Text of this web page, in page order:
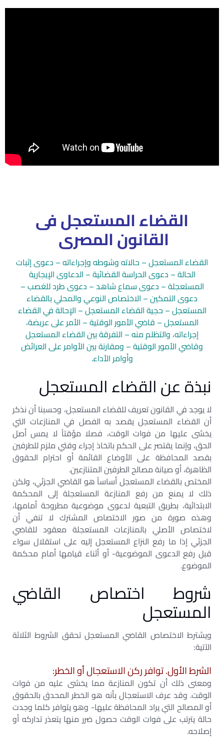
القضاء المستعجل فى
القانون المصرى
القضاء المستعجل – حالاته وشوطه وإجراءاته – دعوى إثبات
الحالة – دعوى الحراسة القضائية – الدعاوى الإيجارية
المستعجلة – دعوى سماع شاهد – دعوى طرد للغصب –
دعوى التمكين – الاختصاص النوعي والمحلي بالقضاء
المستعجل – حجية القضاء المستعجل – الإحالة في القضاء
المستعجل – قاضي الأمور الوقتية – الأمر على عريضة،
إجراءاته، والتظلم منه – التفرقة بين القضاء المستعجل
وقاضي الأمور الوقتية – ومقارنة بين الأوامر على العرائض
وأوامر الأداء.
نبذة عن القضاء المستعجل
لا يوجد في القانون تعريف للقضاء المستعجل، وحسبنا أن نذكر
أن القضاء المستعجل يقصد به الفصل في المنازعات التي
يخشى عليها من فوات الوقت، فصلا مؤقتاً لا يمس أصل
الحق، وإنما يقتصر على الحكم باتخاذ إجراء وقتي ملزم للطرفين
بقصد المحافظة على الأوضاع القائمة أو احترام الحقوق
الظاهرة، أو صيانة مصالح الطرفين المتنازعين.
المختص بالقضاء المستعجل أساساً هو القاضي الجزئي، ولكن
ذلك لا يمنع من رفع المنازعة المستعجلة إلى المحكمة
الابتدائية، بطريق التبعية لدعوى موضوعية مطروحة أمامها،
وهذه صورة من صور الاختصاص المشترك لا تنفي أن
لاختصاص الأصلي بالمنازعات المستعجلة معقود للقاضي
الجزئي إذا ما رفع النزاع المستعجل إليه على استقلال سواء
قبل رفع الدعوى الموضوعية- أو أثناء قيامها أمام محكمة
الموضوع.
شروط اختصاص القاضي
المستعجل
ويشترط الاختصاص القاضي المستعجل تحقق الشروط الثلاثة
الآتية:
الشرط الأول. توافر ركن الاستعجال أو الخطر:
ومعنى ذلك أن تكون المنازعة مما يخشى عليه من فوات
الوقت. وقد عرف الاستعجال بأنه هو الخطر المحدق بالحقوق
أو المصالح التي يراد المحافظة عليها- وهو يتوافر كلما وجدت
حالة يترتب على فوات الوقت حصول ضرر منها يتعذر تداركه أو
إصلاحه.